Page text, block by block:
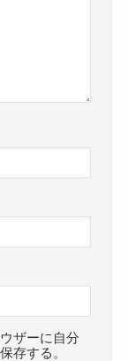
ザーに自分
存する。